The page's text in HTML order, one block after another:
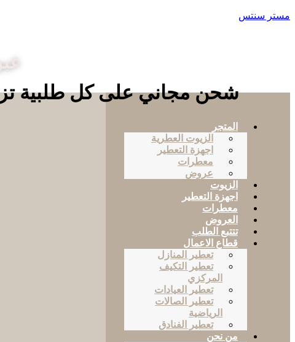
مستر سنتس
شحن مجاني على كل طلبية تزيد عن
المتجر
الزيوت العطرية
اجهزة التعطير
معطرات
عروض
الزيوت
اجهزة التعطير
معطرات
العروض
تتتبع الطلب
قطاع الاعمال
تعطير المنازل
تعطير التكيف
المركزي
تعطير العيادات
تعطير الصالات
الرياضية
تعطير الفنادق
من نحن